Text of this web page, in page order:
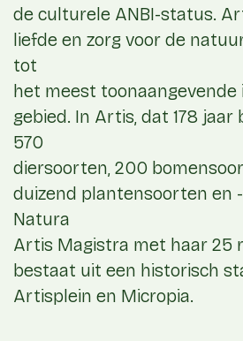
de culturele ANBI-status.
liefde en zorg voor de
tot
het meest
gebied. In Artis, dat 178 jaar
570
diersoorten, 200
duizend plantensoorten en
Natura
Artis Magistra met haar 25
bestaat uit een historisch
Artisplein en Micropia.